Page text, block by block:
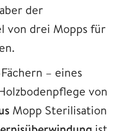
der
von drei Mopps für
– eines
von
Mopp Sterilisation